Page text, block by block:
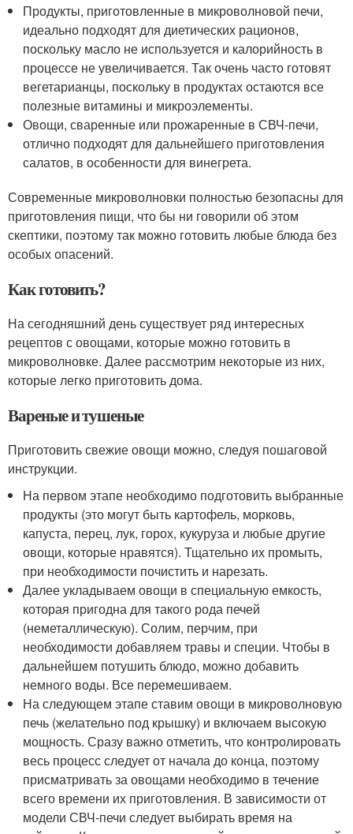
Продукты, приготовленные в микроволновой печи,
идеально подходят для диетических рационов,
поскольку масло не используется и калорийность в
процессе не увеличивается. Так очень часто готовят
вегетарианцы, поскольку в продуктах остаются все
полезные витамины и микроэлементы.
Овощи, сваренные или прожаренные в СВЧ-печи,
отлично подходят для дальнейшего приготовления
салатов, в особенности для винегрета.
Современные микроволновки полностью безопасны для
приготовления пищи, что бы ни говорили об этом
скептики, поэтому так можно готовить любые блюда без
особых опасений.
Как готовить?
На сегодняшний день существует ряд интересных
рецептов с овощами, которые можно готовить в
микроволновке. Далее рассмотрим некоторые из них,
которые легко приготовить дома.
Вареные и тушеные
Приготовить свежие овощи можно, следуя пошаговой
инструкции.
На первом этапе необходимо подготовить выбранные
продукты (это могут быть картофель, морковь,
капуста, перец, лук, горох, кукуруза и любые другие
овощи, которые нравятся). Тщательно их промыть,
при необходимости почистить и нарезать.
Далее укладываем овощи в специальную емкость,
которая пригодна для такого рода печей
(неметаллическую). Солим, перчим, при
необходимости добавляем травы и специи. Чтобы в
дальнейшем потушить блюдо, можно добавить
немного воды. Все перемешиваем.
На следующем этапе ставим овощи в микроволновую
печь (желательно под крышку) и включаем высокую
мощность. Сразу важно отметить, что контролировать
весь процесс следует от начала до конца, поэтому
присматривать за овощами необходимо в течение
всего времени их приготовления. В зависимости от
модели СВЧ-печи следует выбирать время на